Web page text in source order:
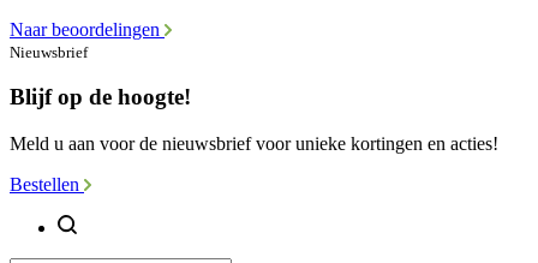
Naar beoordelingen
Nieuwsbrief
Blijf op de hoogte!
Meld u aan voor de nieuwsbrief voor unieke kortingen en acties!
Bestellen